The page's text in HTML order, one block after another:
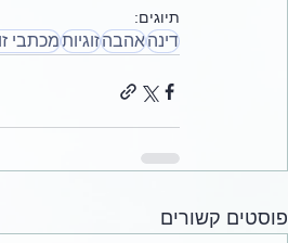
תיוגים:
דינהאהבהזוגיותמכתבי
פוסטים קשורים